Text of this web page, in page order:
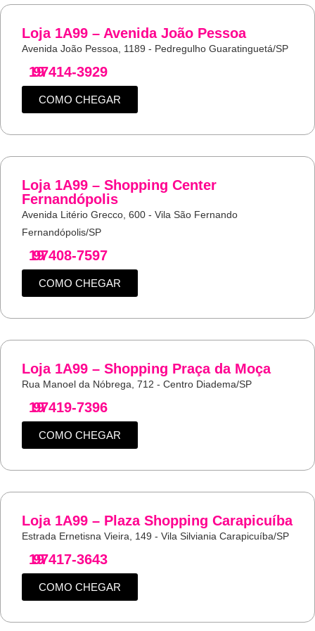
Loja 1A99 – Avenida João Pessoa
Avenida João Pessoa, 1189 - Pedregulho Guaratinguetá/SP
19
97414-3929
COMO CHEGAR
Loja 1A99 – Shopping Center
Fernandópolis
Avenida Litério Grecco, 600 - Vila São Fernando
Fernandópolis/SP
19
97408-7597
COMO CHEGAR
Loja 1A99 – Shopping Praça da Moça
Rua Manoel da Nóbrega, 712 - Centro Diadema/SP
19
97419-7396
COMO CHEGAR
Loja 1A99 – Plaza Shopping Carapicuíba
Estrada Ernetisna Vieira, 149 - Vila Silviania Carapicuíba/SP
19
97417-3643
COMO CHEGAR